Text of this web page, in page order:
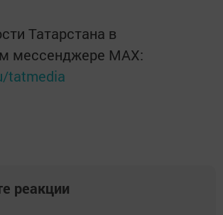
Татарстана в
мессенджере MАХ:
tatmedia
реакции